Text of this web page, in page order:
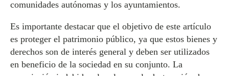
comunidades autónomas y los ayuntamientos.
Es importante destacar que el objetivo de este artículo
es proteger el patrimonio público, ya que estos bienes y
derechos son de interés general y deben ser utilizados
en beneficio de la sociedad en su conjunto. La